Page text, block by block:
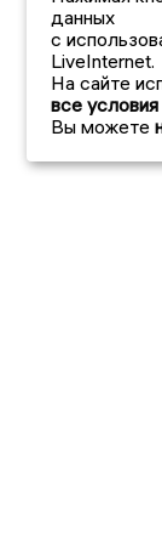
данных
с
LiveInternet.
На сайте
все
Вы можете